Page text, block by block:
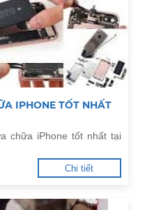
IPHONE TỐT NHẤT
chữa iPhone tốt nhất tại
Chi tiết